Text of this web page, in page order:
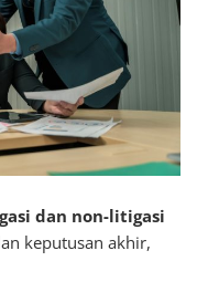
dan non-litigasi
keputusan akhir,